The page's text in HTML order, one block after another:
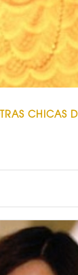
CHICAS